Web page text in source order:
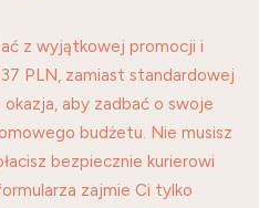
z wyjątkowej promocji i
PLN, zamiast standardowej
okazja, aby zadbać o swoje
budżetu. Nie musisz
bezpiecznie kurierowi
zajmie Ci tylko